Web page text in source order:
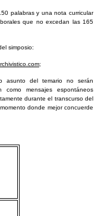
palabras y una nota curricular
que no excedan las 165
simposio:
;
asunto del temario no serán
mensajes espontáneos
durante el transcurso del
donde mejor concuerde